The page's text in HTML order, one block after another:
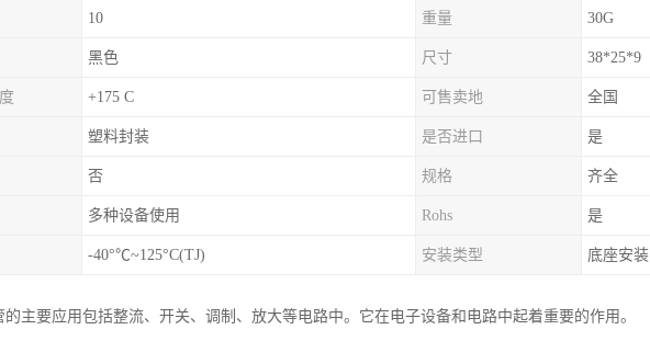
10 重量 30G
黑色 尺寸 38*25*9
+175 C 可售卖地 全国
塑料封装 是否进口 是
否 规格 齐全
多种设备使用 Rohs 是
-40°℃~125°C(TJ) 安装类型 底座安装
的主要应用包括整流、开关、调制、放大等电路中。它在电子设备和电路中起着重要的作用。